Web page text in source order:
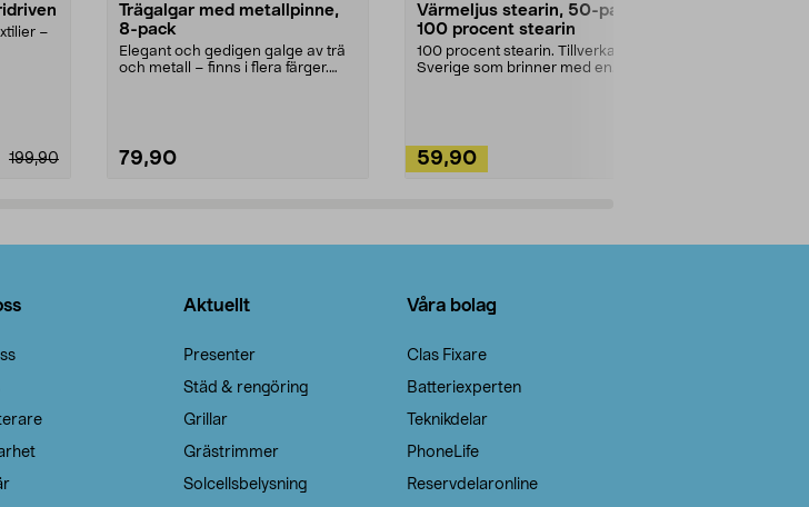
–
199,90
Trägalgar med metallpinne,
8-pack
Elegant och gedigen galge av trä
och metall – finns i flera färger.
79,90
Värmeljus stearin, 50-pack,
100 procent stearin
100 procent stearin. Tillverkade i
Sverige som brinner med en
59,90
Aktuellt
Presenter
Städ & rengöring
Grillar
Grästrimmer
Solcellsbelysning
Våra bolag
Clas Fixare
Batteriexperten
Teknikdelar
PhoneLife
Reservdelaronline